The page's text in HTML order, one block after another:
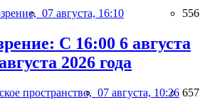
07 августа, 16:10 556
С 16:00 6 августа
2026 года
пространство, 07 августа, 10:26 657